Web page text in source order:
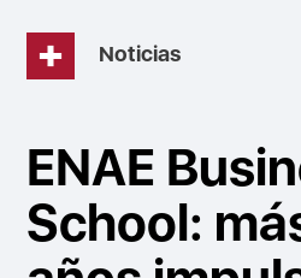
navegación
Noticias
ENAE
School: